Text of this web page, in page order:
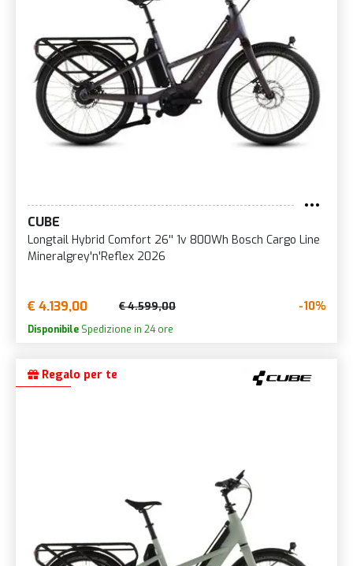
CUBE
Longtail Hybrid Comfort 26'' 1v 800Wh Bosch Cargo Line
Mineralgrey'n'Reflex 2026
€ 4.139,00 € 4.599,00 -10%
Disponibile Spedizione in 24 ore
Regalo per te